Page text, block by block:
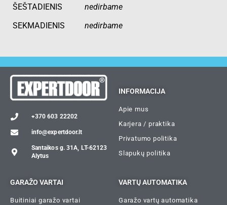
ŠEŠTADIENIS
nedirbame
SEKMADIENIS
nedirbame
+370 603 22202
info@expertdoor.lt
Santaikos g. 31A, LT-62123
Alytus
INFORMACIJA
Apie mus
Karjera / praktika
Privatumo politika
Slapukų politika
GARAŽO VARTAI
Buitiniai garažo vartai
VARTŲ AUTOMATIKA
Garažo vartų automatika